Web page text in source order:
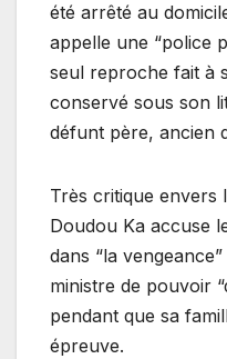
été arrêté au
appelle une “police
seul reproche fait à
conservé sous son
défunt père, ancien
Très critique envers
Doudou Ka accuse
dans “la
ministre de pouvoir
pendant que sa
épreuve.